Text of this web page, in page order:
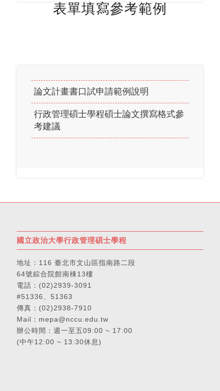
表單填寫參考範例
論文計畫書口試申請範例說明
行政管理碩士學程碩士論文撰寫格式參
考建議
國立政治大學行政管理碩士學程
地址： 116 臺北市文山區指南路二段
64號綜合院館南棟13樓
電話： (02)2939-3091
#51336、51363
傳真：(02)2938-7910
Mail： mepa@nccu.edu.tw
辦公時間：週一至五09:00 ~ 17:00
(中午12:00 ~ 13:30休息)